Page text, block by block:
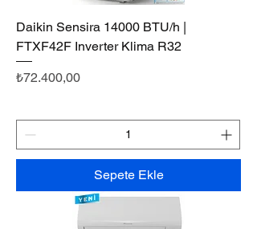
Daikin Sensira 14000 BTU/h |
FTXF42F Inverter Klima R32
Fiyat
₺72.400,00
Sepete Ekle